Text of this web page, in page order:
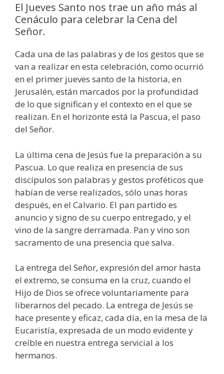
El Jueves Santo nos trae un año más al
Cenáculo para celebrar la Cena del
Señor.
Cada una de las palabras y de los gestos que se
van a realizar en esta celebración, como ocurrió
en el primer jueves santo de la historia, en
Jerusalén, están marcados por la profundidad
de lo que significan y el contexto en el que se
realizan. En el horizonte está la Pascua, el paso
del Señor.
La última cena de Jesús fue la preparación a su
Pascua. Lo que realiza en presencia de sus
discípulos son palabras y gestos proféticos que
habían de verse realizados, sólo unas horas
después, en el Calvario. El pan partido es
anuncio y signo de su cuerpo entregado, y el
vino de la sangre derramada. Pan y vino son
sacramento de una presencia que salva.
La entrega del Señor, expresión del amor hasta
el extremo, se consuma en la cruz, cuando el
Hijo de Dios se ofrece voluntariamente para
liberarnos del pecado. La entrega de Jesús se
hace presente y eficaz, cada día, en la mesa de la
Eucaristía, expresada de un modo evidente y
creíble en nuestra entrega servicial a los
hermanos.